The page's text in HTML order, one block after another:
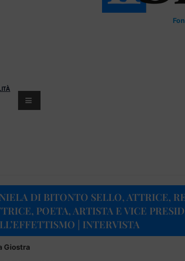
DI BITONTO SELLO, ATTRICE,
POETA, ARTISTA E VICE
| INTERVISTA
Giostra